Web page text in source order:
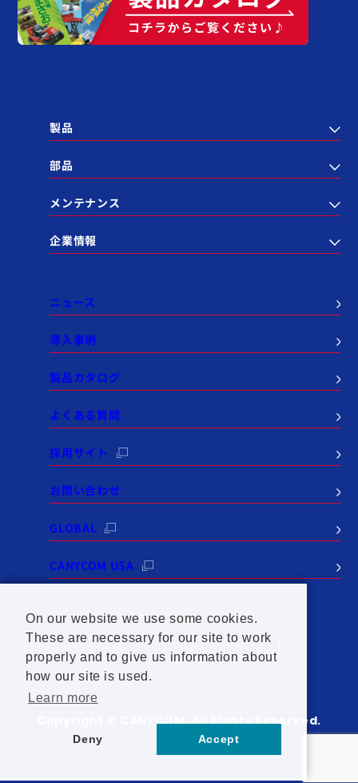
製品
部品
メンテナンス
企業情報
ニュース
導入事例
製品カタログ
よくある質問
採用サイト
お問い合わせ
GLOBAL
CANYCOM USA
個人情報保護方針
サイトポリシー
SNSポリシー
セールスポリシー
Copyright © CANYCOM. All Rights Reserved.
On our website we use some cookies.
These are necessary for our site to work
properly and to give us information about
how our site is used.
Learn more
Deny Accept